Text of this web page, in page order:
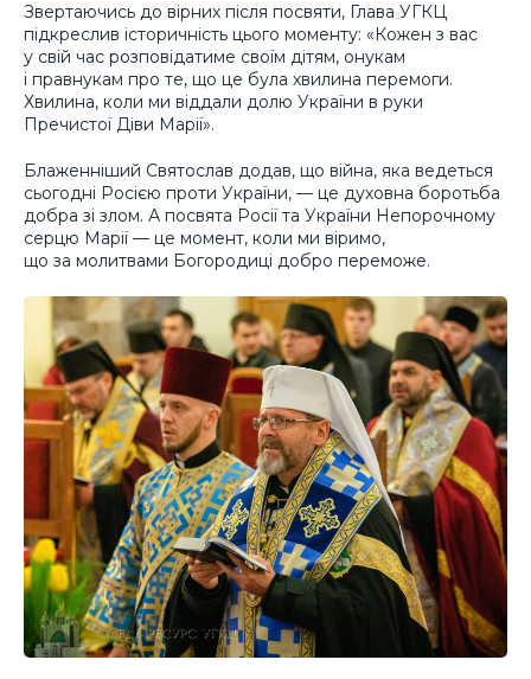
Звертаючись до вірних після посвяти, Глава УГКЦ
підкреслив історичність цього моменту: «Кожен з вас
у свій час розповідатиме своїм дітям, онукам
і правнукам про те, що це була хвилина перемоги.
Хвилина, коли ми віддали долю України в руки
Пречистої Діви Марії».
Блаженніший Святослав додав, що війна, яка ведеться
сьогодні Росією проти України, — це духовна боротьба
добра зі злом. А посвята Росії та України Непорочному
серцю Марії — це момент, коли ми віримо,
що за молитвами Богородиці добро переможе.